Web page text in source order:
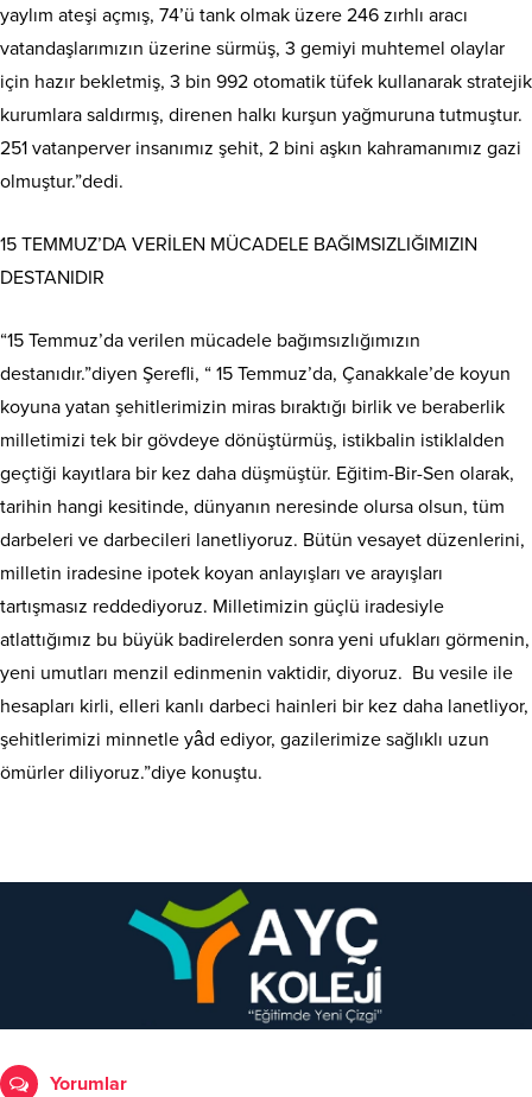
yaylım ateşi açmış, 74’ü tank olmak üzere 246 zırhlı aracı
vatandaşlarımızın üzerine sürmüş, 3 gemiyi muhtemel olaylar
için hazır bekletmiş, 3 bin 992 otomatik tüfek kullanarak stratejik
kurumlara saldırmış, direnen halkı kurşun yağmuruna tutmuştur.
251 vatanperver insanımız şehit, 2 bini aşkın kahramanımız gazi
olmuştur.”dedi.
15 TEMMUZ’DA VERİLEN MÜCADELE BAĞIMSIZLIĞIMIZIN
DESTANIDIR
“15 Temmuz’da verilen mücadele bağımsızlığımızın
destanıdır.”diyen Şerefli, “ 15 Temmuz’da, Çanakkale’de koyun
koyuna yatan şehitlerimizin miras bıraktığı birlik ve beraberlik
milletimizi tek bir gövdeye dönüştürmüş, istikbalin istiklalden
geçtiği kayıtlara bir kez daha düşmüştür. Eğitim-Bir-Sen olarak,
tarihin hangi kesitinde, dünyanın neresinde olursa olsun, tüm
darbeleri ve darbecileri lanetliyoruz. Bütün vesayet düzenlerini,
milletin iradesine ipotek koyan anlayışları ve arayışları
tartışmasız reddediyoruz. Milletimizin güçlü iradesiyle
atlattığımız bu büyük badirelerden sonra yeni ufukları görmenin,
yeni umutları menzil edinmenin vaktidir, diyoruz. Bu vesile ile
hesapları kirli, elleri kanlı darbeci hainleri bir kez daha lanetliyor,
şehitlerimizi minnetle yâd ediyor, gazilerimize sağlıklı uzun
ömürler diliyoruz.”diye konuştu.
Yorumlar